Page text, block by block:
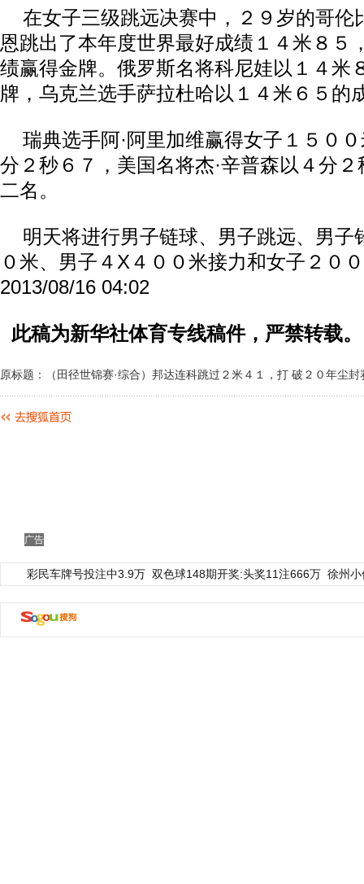
在女子三级跳远决赛中，２９岁的哥伦
恩跳出了本年度世界最好成绩１４米８５
绩赢得金牌。俄罗斯名将科尼娃以１４米
牌，乌克兰选手萨拉杜哈以１４米６５的
瑞典选手阿·阿里加维赢得女子１５０
分２秒６７，美国名将杰·辛普森以４分
二名。
明天将进行男子链球、男子跳远、男子
０米、男子４X４００米接力和女子２０
2013/08/16 04:02
此稿为新华社体育专线稿件，严禁转载。
原标题：（田径世锦赛·综合）邦达连科跳过２米４１，打 破２０年尘封
广告
彩民车牌号投注中3.9万 双色球148期开奖:头奖11注666万 徐州